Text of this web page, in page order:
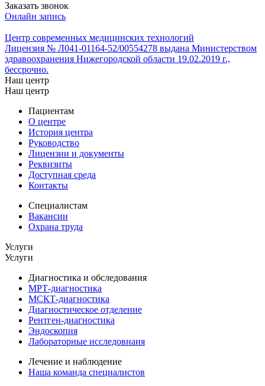
Заказать звонок
Онлайн запись
Центр современных медицинских технологий
Лицензия № Л041-01164-52/00554278 выдана Министерством
здравоохранения Нижегородской области 19.02.2019 г.,
бессрочно.
Наш центр
Наш центр
Пациентам
О центре
История центра
Руководство
Лицензии и документы
Реквизиты
Доступная среда
Контакты
Специалистам
Вакансии
Охрана труда
Услуги
Услуги
Диагностика и обследования
МРТ-диагностика
МСКТ-диагностика
Диагностическое отделение
Рентген-диагностика
Эндоскопия
Лабораторные исследовнаия
Лечение и наблюдение
Наша команда специалистов